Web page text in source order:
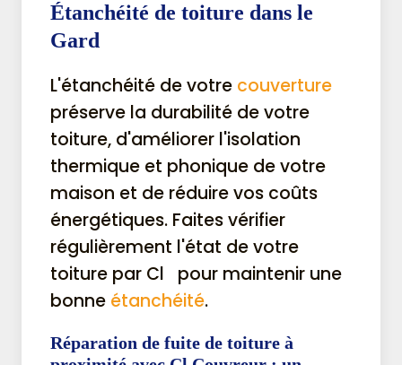
Étanchéité de toiture dans le
Gard
L'étanchéité de votre couverture
préserve la durabilité de votre
toiture, d'améliorer l'isolation
thermique et phonique de votre
maison et de réduire vos coûts
énergétiques. Faites vérifier
régulièrement l'état de votre
toiture par Cl pour maintenir une
bonne étanchéité.
Réparation de fuite de toiture à